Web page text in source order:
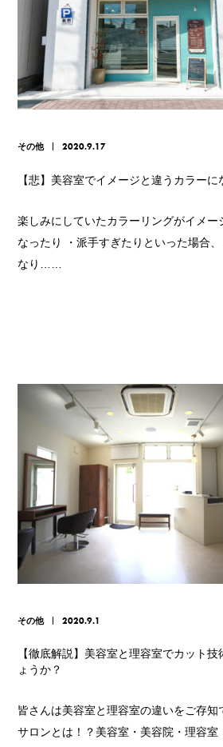
その他 2020.9.17
【悲】美容室でイメージと違うカラーに
楽しみにしていたカラーリングがイメー
なったり ・派手すぎたりといった場合
なり……
その他 2020.9.1
【徹底解説】美容室と理容室でカット
ょうか？
皆さんは美容室と理容室の違いをご存知
サロンとは！？美容室・美容院・理容室